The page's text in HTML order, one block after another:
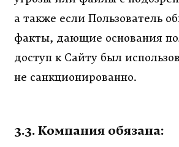
а также если Пользователь
факты, дающие основания
доступ к Сайту был
не санкционированно.
3.3. Компания обязана: